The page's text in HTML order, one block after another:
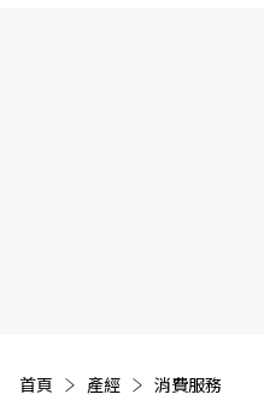
首頁 產經 消費服務